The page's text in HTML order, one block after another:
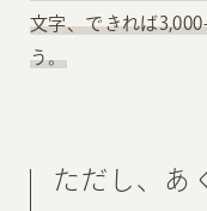
文字、できれば
う。
ただし、あ